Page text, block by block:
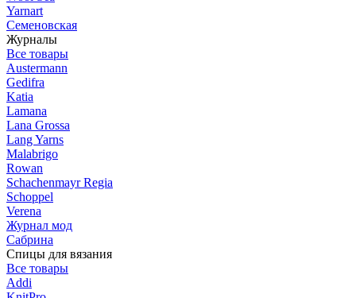
Yarnart
Семеновская
Журналы
Все товары
Austermann
Gedifra
Katia
Lamana
Lana Grossa
Lang Yarns
Malabrigo
Rowan
Schachenmayr Regia
Schoppel
Verena
Журнал мод
Сабрина
Спицы для вязания
Все товары
Addi